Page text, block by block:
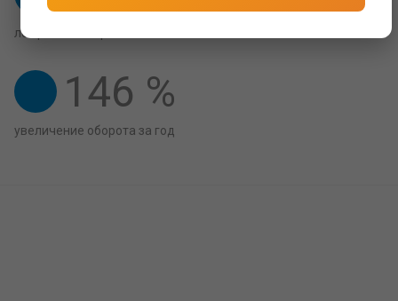
лет работы на рынке
146 %
увеличение оборота за год